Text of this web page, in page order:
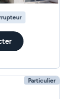
Particulier